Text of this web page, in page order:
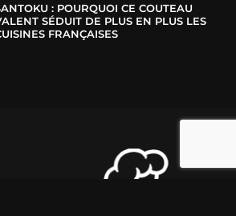
: POURQUOI CE COUTEAU
SÉDUIT DE PLUS EN PLUS LES
FRANÇAISES